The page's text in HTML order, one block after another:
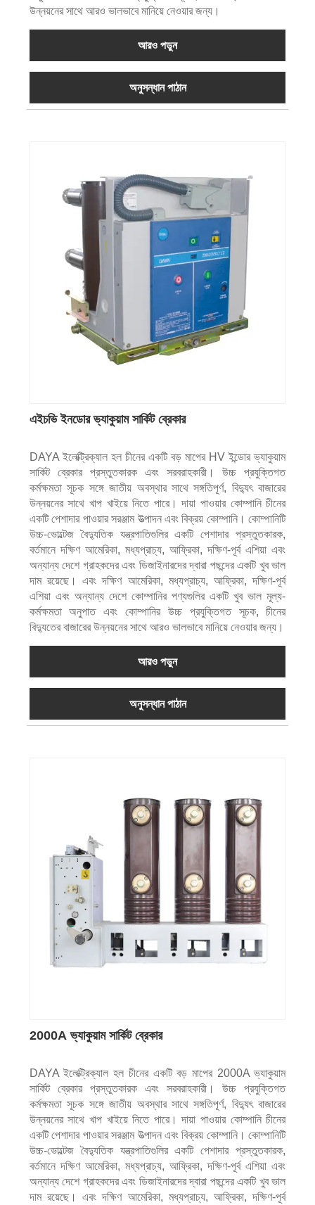
উন্নয়নের সাথে আরও ভালভাবে মানিয়ে নেওয়ার জন্য।
আরও পড়ুন
অনুসন্ধান পাঠান
এইচভি ইনডোর ভ্যাকুয়াম সার্কিট ব্রেকার
DAYA ইলেক্ট্রিক্যাল হল চীনের একটি বড় মাপের HV ইন্ডোর ভ্যাকুয়াম
সার্কিট ব্রেকার প্রস্তুতকারক এবং সরবরাহকারী। উচ্চ প্রযুক্তিগত
কর্মক্ষমতা সূচক সঙ্গে জাতীয় অবস্থার সাথে সঙ্গতিপূর্ণ, বিদ্যুৎ বাজারের
উন্নয়নের সাথে খাপ খাইয়ে নিতে পারে। দায়া পাওয়ার কোম্পানি চীনের
একটি পেশাদার পাওয়ার সরঞ্জাম উত্পাদন এবং বিক্রয় কোম্পানি। কোম্পানিটি
উচ্চ-ভোল্টেজ বৈদ্যুতিক যন্ত্রপাতিগুলির একটি পেশাদার প্রস্তুতকারক,
বর্তমানে দক্ষিণ আমেরিকা, মধ্যপ্রাচ্য, আফ্রিকা, দক্ষিণ-পূর্ব এশিয়া এবং
অন্যান্য দেশে গ্রাহকদের এবং ডিজাইনারদের দ্বারা পছন্দের একটি খুব ভাল
দাম রয়েছে। এবং দক্ষিণ আমেরিকা, মধ্যপ্রাচ্য, আফ্রিকা, দক্ষিণ-পূর্ব
এশিয়া এবং অন্যান্য দেশে কোম্পানির পণ্যগুলির একটি খুব ভাল মূল্য-
কর্মক্ষমতা অনুপাত এবং কোম্পানির উচ্চ প্রযুক্তিগত সূচক, চীনের
বিদ্যুতের বাজারের উন্নয়নের সাথে আরও ভালভাবে মানিয়ে নেওয়ার জন্য।
আরও পড়ুন
অনুসন্ধান পাঠান
2000A ভ্যাকুয়াম সার্কিট ব্রেকার
DAYA ইলেক্ট্রিক্যাল হল চীনের একটি বড় মাপের 2000A ভ্যাকুয়াম
সার্কিট ব্রেকার প্রস্তুতকারক এবং সরবরাহকারী। উচ্চ প্রযুক্তিগত
কর্মক্ষমতা সূচক সঙ্গে জাতীয় অবস্থার সাথে সঙ্গতিপূর্ণ, বিদ্যুৎ বাজারের
উন্নয়নের সাথে খাপ খাইয়ে নিতে পারে। দায়া পাওয়ার কোম্পানি চীনের
একটি পেশাদার পাওয়ার সরঞ্জাম উত্পাদন এবং বিক্রয় কোম্পানি। কোম্পানিটি
উচ্চ-ভোল্টেজ বৈদ্যুতিক যন্ত্রপাতিগুলির একটি পেশাদার প্রস্তুতকারক,
বর্তমানে দক্ষিণ আমেরিকা, মধ্যপ্রাচ্য, আফ্রিকা, দক্ষিণ-পূর্ব এশিয়া এবং
অন্যান্য দেশে গ্রাহকদের এবং ডিজাইনারদের দ্বারা পছন্দের একটি খুব ভাল
দাম রয়েছে। এবং দক্ষিণ আমেরিকা, মধ্যপ্রাচ্য, আফ্রিকা, দক্ষিণ-পূর্ব